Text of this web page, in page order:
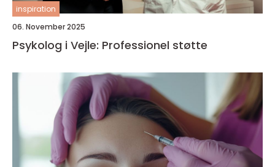
inspiration
06. November 2025
Psykolog i Vejle: Professionel støtte